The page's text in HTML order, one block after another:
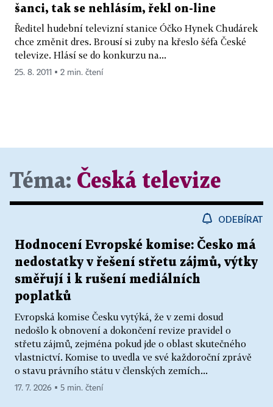
šanci, tak se nehlásím, řekl on-line
Ředitel hudební televizní stanice Óčko Hynek Chudárek
chce změnit dres. Brousí si zuby na křeslo šéfa České
televize. Hlásí se do konkurzu na...
25. 8. 2011 ▪ 2 min. čtení
Téma: Česká televize
ODEBÍRAT
Hodnocení Evropské komise: Česko má
nedostatky v řešení střetu zájmů, výtky
směřují i k rušení mediálních
poplatků
Evropská komise Česku vytýká, že v zemi dosud
nedošlo k obnovení a dokončení revize pravidel o
střetu zájmů, zejména pokud jde o oblast skutečného
vlastnictví. Komise to uvedla ve své každoroční zprávě
o stavu právního státu v členských zemích...
17. 7. 2026 ▪ 5 min. čtení